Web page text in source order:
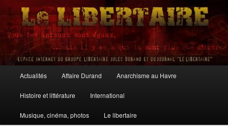
Aller
contenu
principalLe Libertaire
principal
Actualités Affaire Durand Anarchisme au Havre
Histoire et littérature International
Musique, cinéma, photos Le libertaire